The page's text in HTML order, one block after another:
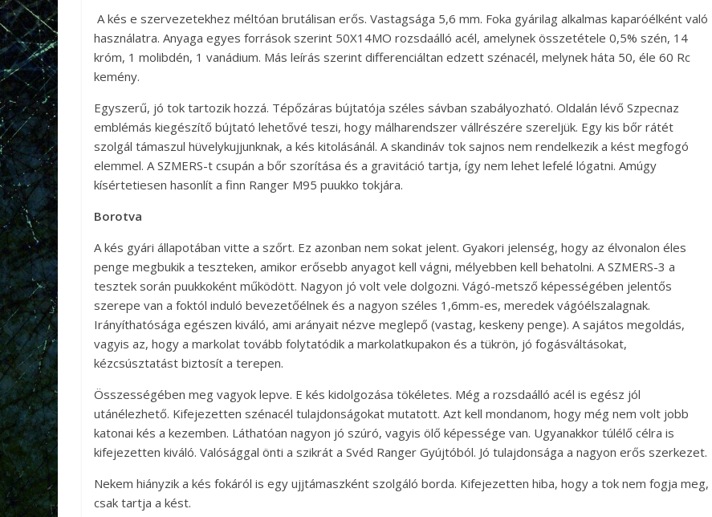
A kés e szervezetekhez méltóan brutálisan erős. Vastagsága 5,6 mm. Foka gyárilag alkalmas kaparóélként való
használatra. Anyaga egyes források szerint 50X14MO rozsdaálló acél, amelynek összetétele 0,5% szén, 14
króm, 1 molibdén, 1 vanádium. Más leírás szerint differenciáltan edzett szénacél, melynek háta 50, éle 60 Rc
kemény.
Egyszerű, jó tok tartozik hozzá. Tépőzáras bújtatója széles sávban szabályozható. Oldalán lévő Szpecnaz
emblémás kiegészítő bújtató lehetővé teszi, hogy málharendszer vállrészére szereljük. Egy kis bőr rátét
szolgál támaszul hüvelykujjunknak, a kés kitolásánál. A skandináv tok sajnos nem rendelkezik a kést megfogó
elemmel. A SZMERS-t csupán a bőr szorítása és a gravitáció tartja, így nem lehet lefelé lógatni. Amúgy
kísértetiesen hasonlít a finn Ranger M95 puukko tokjára.
Borotva
A kés gyári állapotában vitte a szőrt. Ez azonban nem sokat jelent. Gyakori jelenség, hogy az élvonalon éles
penge megbukik a teszteken, amikor erősebb anyagot kell vágni, mélyebben kell behatolni. A SZMERS-3 a
tesztek során puukkoként működött. Nagyon jó volt vele dolgozni. Vágó-metsző képességében jelentős
szerepe van a foktól induló bevezetőélnek és a nagyon széles 1,6mm-es, meredek vágóélszalagnak.
Irányíthatósága egészen kiváló, ami arányait nézve meglepő (vastag, keskeny penge). A sajátos megoldás,
vagyis az, hogy a markolat tovább folytatódik a markolatkupakon és a tükrön, jó fogásváltásokat,
kézcsúsztatást biztosít a terepen.
Összességében meg vagyok lepve. E kés kidolgozása tökéletes. Még a rozsdaálló acél is egész jól
utánélezhető. Kifejezetten szénacél tulajdonságokat mutatott. Azt kell mondanom, hogy még nem volt jobb
katonai kés a kezemben. Láthatóan nagyon jó szúró, vagyis ölő képessége van. Ugyanakkor túlélő célra is
kifejezetten kiváló. Valósággal önti a szikrát a Svéd Ranger Gyújtóból. Jó tulajdonsága a nagyon erős szerkezet.
Nekem hiányzik a kés fokáról is egy ujjtámaszként szolgáló borda. Kifejezetten hiba, hogy a tok nem fogja meg,
csak tartja a kést.